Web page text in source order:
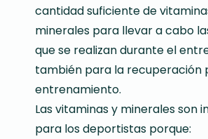
cantidad suficiente de
minerales para llevar a cabo
que se realizan durante el
también para la recuperación
entrenamiento.
Las vitaminas y minerales son
para los deportistas porque: